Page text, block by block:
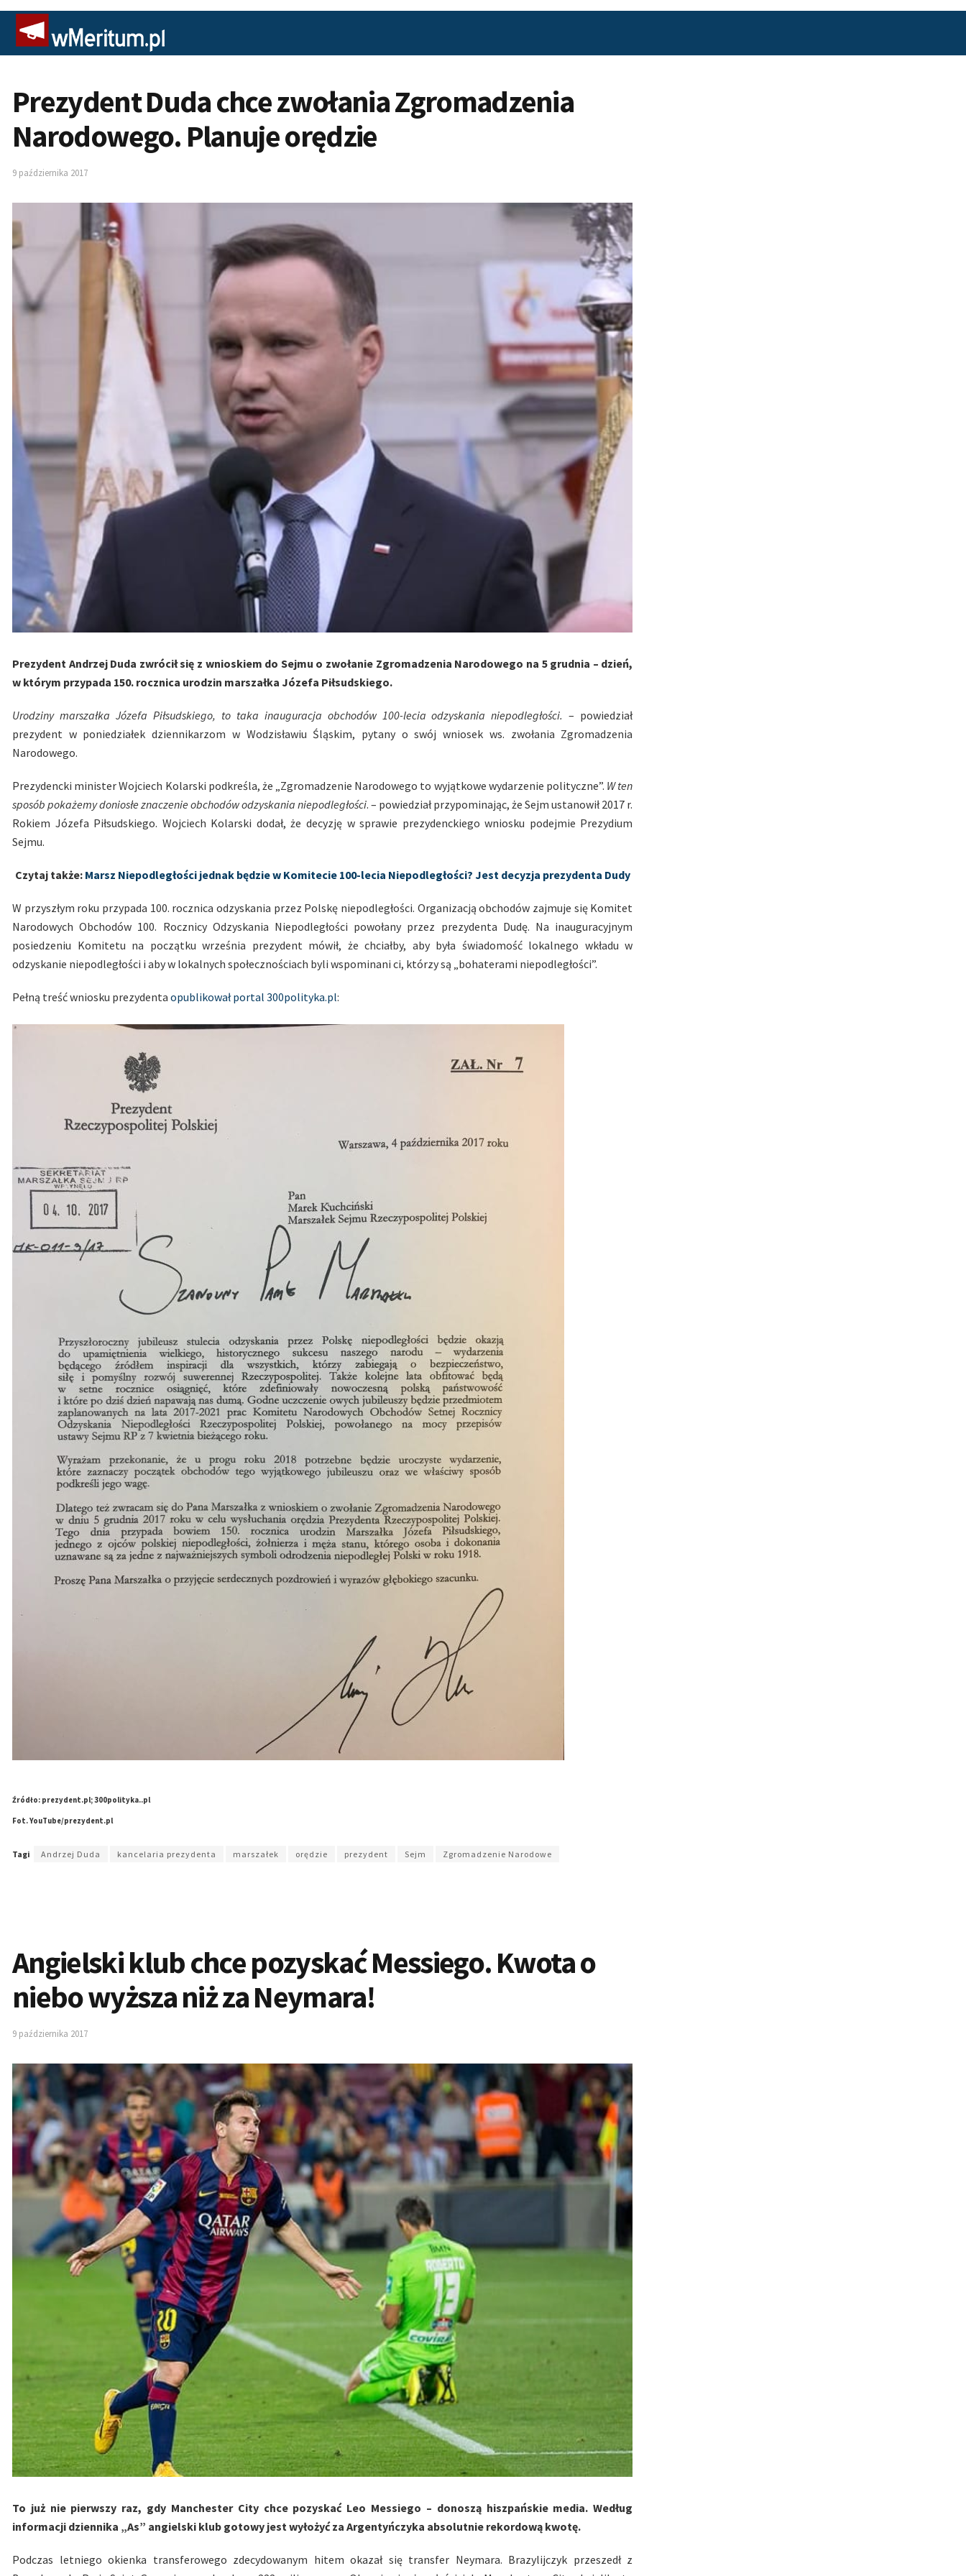
Prezydent Duda chce zwołania Zgromadzenia
Narodowego. Planuje orędzie
9 października 2017
Prezydent Andrzej Duda zwrócił się z wnioskiem do Sejmu o zwołanie Zgromadzenia Narodowego na 5 grudnia – dzień,
w którym przypada 150. rocznica urodzin marszałka Józefa Piłsudskiego.
Urodziny marszałka Józefa Piłsudskiego, to taka inauguracja obchodów 100-lecia odzyskania niepodległości. – powiedział
prezydent w poniedziałek dziennikarzom w Wodzisławiu Śląskim, pytany o swój wniosek ws. zwołania Zgromadzenia
Narodowego.
Prezydencki minister Wojciech Kolarski podkreśla, że „Zgromadzenie Narodowego to wyjątkowe wydarzenie polityczne”. W ten
sposób pokażemy doniosłe znaczenie obchodów odzyskania niepodległości. – powiedział przypominając, że Sejm ustanowił 2017 r.
Rokiem Józefa Piłsudskiego. Wojciech Kolarski dodał, że decyzję w sprawie prezydenckiego wniosku podejmie Prezydium
Sejmu.
Czytaj także: Marsz Niepodległości jednak będzie w Komitecie 100-lecia Niepodległości? Jest decyzja prezydenta Dudy
W przyszłym roku przypada 100. rocznica odzyskania przez Polskę niepodległości. Organizacją obchodów zajmuje się Komitet
Narodowych Obchodów 100. Rocznicy Odzyskania Niepodległości powołany przez prezydenta Dudę. Na inauguracyjnym
posiedzeniu Komitetu na początku września prezydent mówił, że chciałby, aby była świadomość lokalnego wkładu w
odzyskanie niepodległości i aby w lokalnych społecznościach byli wspominani ci, którzy są „bohaterami niepodległości”.
Pełną treść wniosku prezydenta opublikował portal 300polityka.pl:
Źródło: prezydent.pl; 300polityka..pl
Fot. YouTube/prezydent.pl
Tagi Andrzej Duda kancelaria prezydenta marszałek orędzie prezydent Sejm Zgromadzenie Narodowe
Angielski klub chce pozyskać Messiego. Kwota o
niebo wyższa niż za Neymara!
9 października 2017
To już nie pierwszy raz, gdy Manchester City chce pozyskać Leo Messiego – donoszą hiszpańskie media. Według
informacji dziennika „As” angielski klub gotowy jest wyłożyć za Argentyńczyka absolutnie rekordową kwotę.
Podczas letniego okienka transferowego zdecydowanym hitem okazał się transfer Neymara. Brazylijczyk przeszedł z